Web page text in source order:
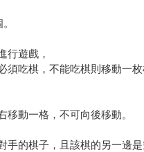
行遊戲，
吃棋，不能吃棋則移動一枚
動一格，不可向後移動。
手的棋子，且該棋的另一邊